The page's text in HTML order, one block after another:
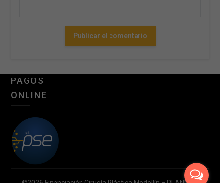
PAGOS
ONLINE